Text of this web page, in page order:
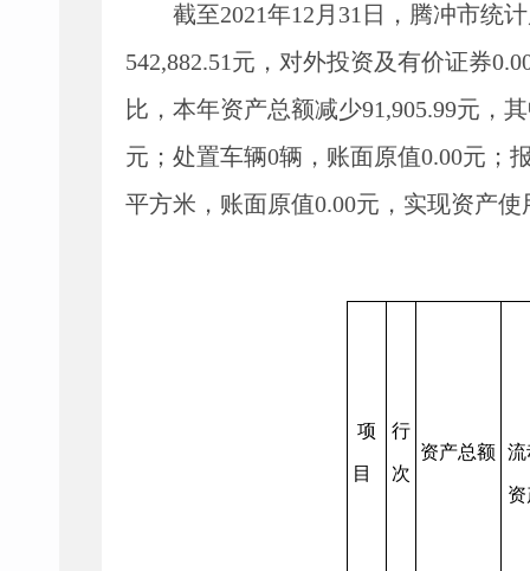
截至2021年12 月 31 日，腾冲市统
542,882.51 元，对外投资及有价证券
比，本年资产总额减少91,905.99元，
元；处置车辆0辆，账面原值0.00元；
平方米，账面原值0.00元，实现资产使
项
目
行
次
资产总额 流